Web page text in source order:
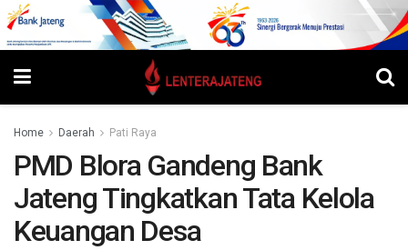
Home Daerah Pati Raya
PMD Blora Gandeng Bank
Jateng Tingkatkan Tata Kelola
Keuangan Desa